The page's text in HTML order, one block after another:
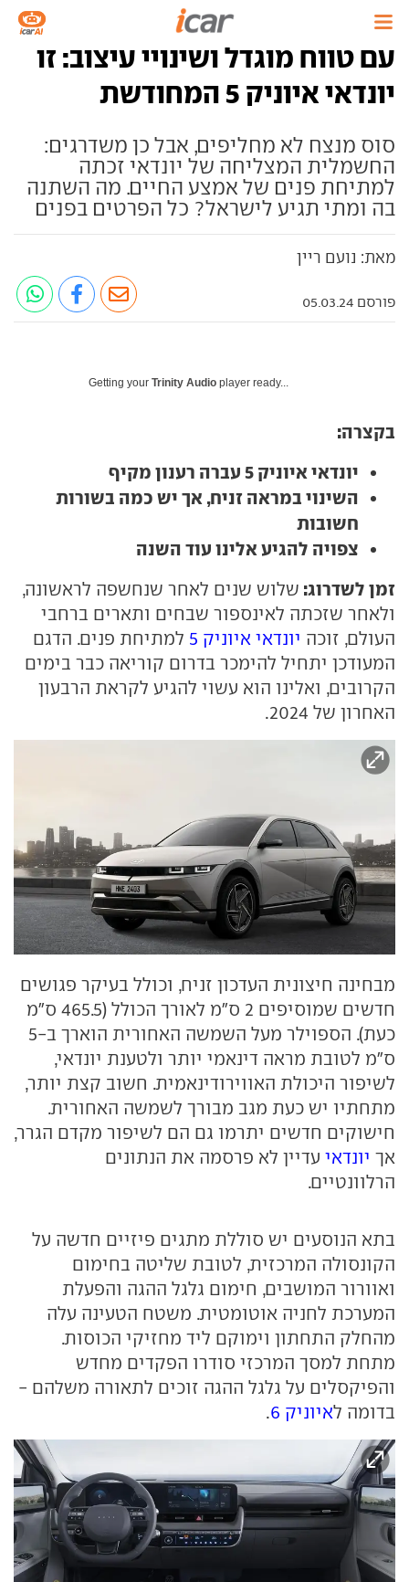
עם טווח מוגדל ושינויי עיצוב: זו
יונדאי איוניק 5 המחודשת
סוס מנצח לא מחליפים, אבל כן משדרגים:
החשמלית המצליחה של יונדאי זכתה
למתיחת פנים של אמצע החיים. מה השתנה
בה ומתי תגיע לישראל? כל הפרטים בפנים
מאת: נועם ריין
פורסם 05.03.24
Getting your Trinity Audio player ready...
בקצרה:
יונדאי איוניק 5 עברה רענון מקיף
השינוי במראה זניח, אך יש כמה בשורות
חשובות
צפויה להגיע אלינו עוד השנה
זמן לשדרוג: שלוש שנים לאחר שנחשפה לראשונה,
ולאחר שזכתה לאינספור שבחים ותארים ברחבי
העולם, זוכה יונדאי איוניק 5
למתיחת פנים. הדגם
המעודכן יתחיל להימכר בדרום קוריאה כבר בימים
הקרובים, ואלינו הוא עשוי להגיע לקראת הרבעון
האחרון של 2024.
מבחינה חיצונית העדכון זניח, וכולל בעיקר פגושים
חדשים שמוסיפים 2 ס"מ לאורך הכולל (465.5 ס"מ
כעת). הספוילר מעל השמשה האחורית הוארך ב-5
ס"מ לטובת מראה דינאמי יותר ולטענת יונדאי,
לשיפור היכולת האווירודינאמית. חשוב קצת יותר,
מתחתיו יש כעת מגב מבורך לשמשה האחורית.
חישוקים חדשים יתרמו גם הם לשיפור מקדם הגרר,
אך יונדאי עדיין לא פרסמה את הנתונים
הרלוונטיים.
בתא הנוסעים יש סוללת מתגים פיזיים חדשה על
הקונסולה המרכזית, לטובת שליטה בחימום
ואוורור המושבים, חימום גלגל ההגה והפעלת
המערכת לחניה אוטומטית. משטח הטעינה עלה
מהחלק התחתון וימוקם ליד מחזיקי הכוסות.
מתחת למסך המרכזי סודרו הפקדים מחדש
והפיקסלים על גלגל ההגה זוכים לתאורה משלהם -
בדומה לאיוניק 6 .